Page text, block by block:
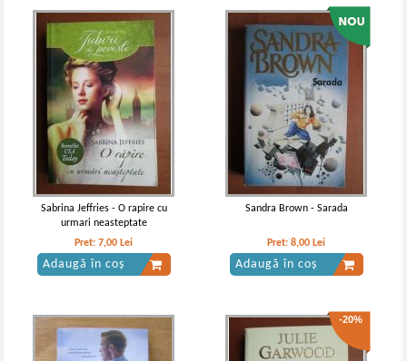
Sabrina Jeffries - O rapire cu
urmari neasteptate
Pret:7,00 Lei
Adaugă în coș
Sandra Brown - Sarada
Pret:8,00 Lei
Adaugă în coș
-20%